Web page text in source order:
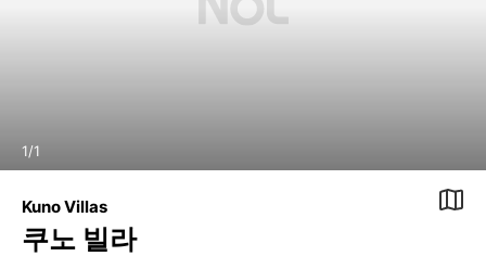
1/1
Kuno Villas
쿠노 빌라